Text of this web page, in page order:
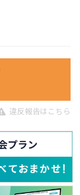
違反報告はこちら